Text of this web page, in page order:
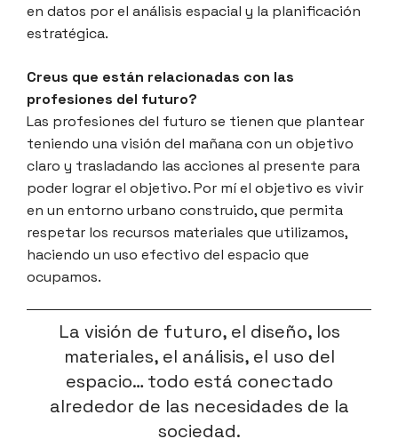
en datos por el análisis espacial y la planificación
estratégica.
Creus que están relacionadas con las
profesiones del futuro?
Las profesiones del futuro se tienen que plantear
teniendo una visión del mañana con un objetivo
claro y trasladando las acciones al presente para
poder lograr el objetivo. Por mí el objetivo es vivir
en un entorno urbano construido, que permita
respetar los recursos materiales que utilizamos,
haciendo un uso efectivo del espacio que
ocupamos.
La visión de futuro, el diseño, los
materiales, el análisis, el uso del
espacio… todo está conectado
alrededor de las necesidades de la
sociedad.